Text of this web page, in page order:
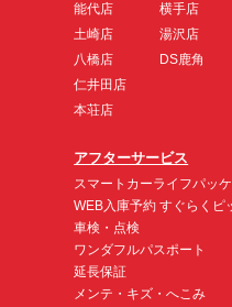
能代店
土崎店
八橋店
仁井田店
本荘店
横手店
湯沢店
DS鹿角
アフターサービス
スマートカーライフパッ
WEB入庫予約 すぐらくピ
車検・点検
ワンダフルパスポート
延長保証
メンテ・キズ・へこみ